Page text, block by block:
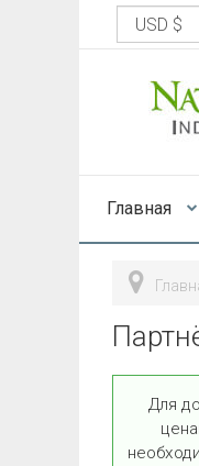
Главная
Для